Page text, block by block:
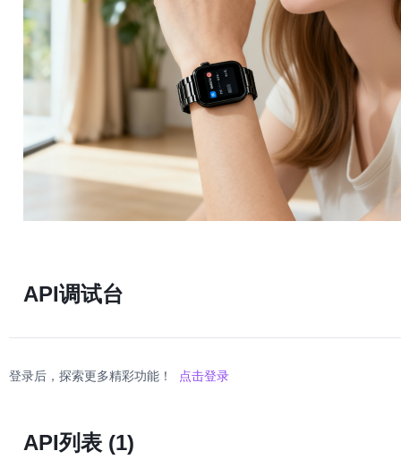
API调试台
登录后，探索更多精彩功能！ 点击登录
API列表 (1)